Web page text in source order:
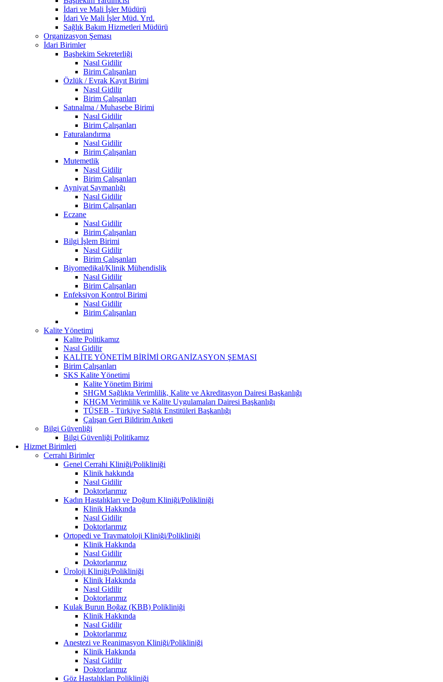
İdari ve Mali İşler Müdürü
İdari Ve Mali İşler Müd. Yrd.
Sağlık Bakım Hizmetleri Müdürü
Organizasyon Şeması
İdari Birimler
Başhekim Sekreterliği
Nasıl Gidilir
Birim Çalışanları
Özlük / Evrak Kayıt Birimi
Nasıl Gidilir
Birim Çalışanları
Satınalma / Muhasebe Birimi
Nasıl Gidilir
Birim Çalışanları
Faturalandırma
Nasıl Gidilir
Birim Çalışanları
Mutemetlik
Nasıl Gidilir
Birim Çalışanları
Ayniyat Saymanlığı
Nasıl Gidilir
Birim Çalışanları
Eczane
Nasıl Gidilir
Birim Çalışanları
Bilgi İşlem Birimi
Nasıl Gidilir
Birim Çalışanları
Biyomedikal/Klinik Mühendislik
Nasıl Gidilir
Birim Çalışanları
Enfeksiyon Kontrol Birimi
Nasıl Gidilir
Birim Çalışanları
Kalite Yönetimi
Kalite Politikamız
Nasıl Gidilir
KALİTE YÖNETİM BİRİMİ ORGANİZASYON ŞEMASI
Birim Çalışanları
SKS Kalite Yönetimi
Kalite Yönetim Birimi
SHGM Sağlıkta Verimlilik, Kalite ve Akreditasyon Dairesi Başkanlığı
KHGM Verimlilik ve Kalite Uygulamaları Dairesi Başkanlığı
TÜSEB - Türkiye Sağlık Enstitüleri Başkanlığı
Çalışan Geri Bildirim Anketi
Bilgi Güvenliği
Bilgi Güvenliği Politikamız
Hizmet Birimleri
Cerrahi Birimler
Genel Cerrahi Kliniği/Polikliniği
Klinik hakkında
Nasıl Gidilir
Doktorlarımız
Kadın Hastalıkları ve Doğum Kliniği/Polikliniği
Klinik Hakkında
Nasıl Gidilir
Doktorlarımız
Ortopedi ve Travmatoloji Kliniği/Polikliniği
Klinik Hakkında
Nasıl Gidilir
Doktorlarımız
Üroloji Kliniği/Polikliniği
Klinik Hakkında
Nasıl Gidilir
Doktorlarımız
Kulak Burun Boğaz (KBB) Polikliniği
Klinik Hakkında
Nasıl Gidilir
Doktorlarımız
Anestezi ve Reanimasyon Kliniği/Polikliniği
Klinik Hakkında
Nasıl Gidilir
Doktorlarımız
Göz Hastalıkları Polikliniği